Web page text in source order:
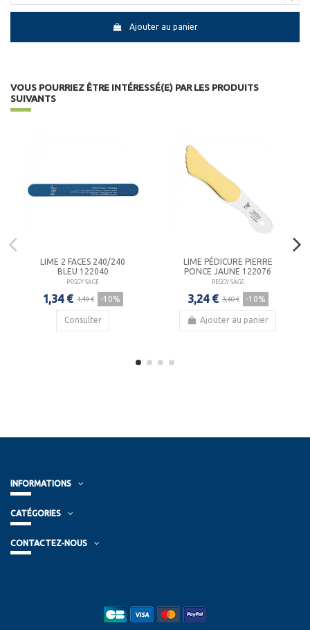
Ajouter au panier
VOUS POURRIEZ ÊTRE INTÉRESSÉ(E) PAR LES PRODUITS
SUIVANTS
LIME 2 FACES 240/240
BLEU 122040
PEGGY SAGE
1,34 € 1,49 € -10%
Consulter
LIME PÉDICURE PIERRE
PONCE JAUNE 122076
PEGGY SAGE
3,24 € 3,60 € -10%
Ajouter au panier
INFORMATIONS
CATÉGORIES
CONTACTEZ-NOUS